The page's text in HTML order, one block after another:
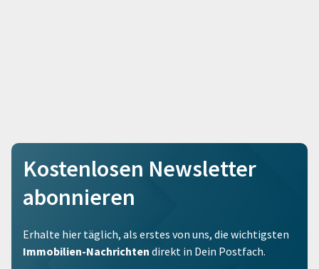
Kostenlosen Newsletter
abonnieren
Erhalte hier täglich, als erstes von uns, die wichtigsten
Immobilien-Nachrichten direkt in Dein Postfach.